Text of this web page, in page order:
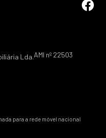
Lda.AMI nº 22503
para a rede móvel nacional